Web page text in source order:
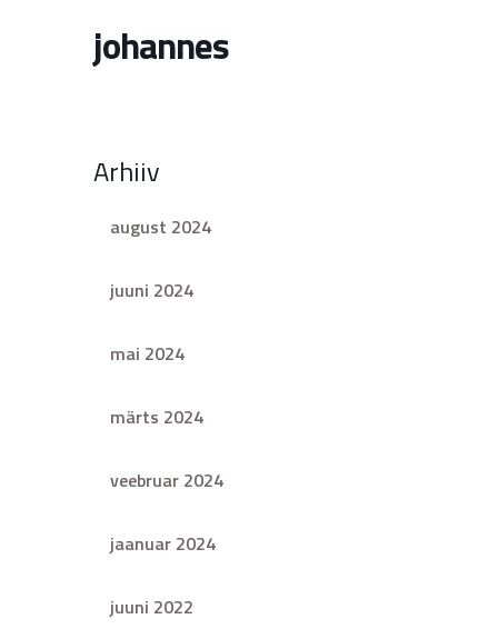
johannes
Arhiiv
august 2024
juuni 2024
mai 2024
märts 2024
veebruar 2024
jaanuar 2024
juuni 2022